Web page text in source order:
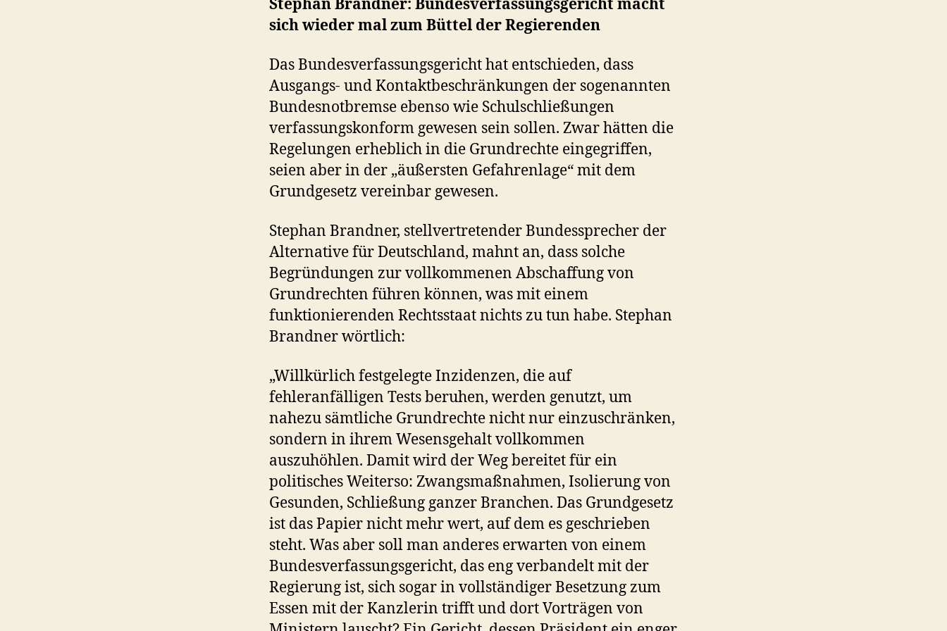
Stephan Brandner: Bundesverfassungsgericht macht
sich wieder mal zum Büttel der Regierenden
Das Bundesverfassungsgericht hat entschieden, dass
Ausgangs- und Kontaktbeschränkungen der sogenannten
Bundesnotbremse ebenso wie Schulschließungen
verfassungskonform gewesen sein sollen. Zwar hätten die
Regelungen erheblich in die Grundrechte eingegriffen,
seien aber in der „äußersten Gefahrenlage“ mit dem
Grundgesetz vereinbar gewesen.
Stephan Brandner, stellvertretender Bundessprecher der
Alternative für Deutschland, mahnt an, dass solche
Begründungen zur vollkommenen Abschaffung von
Grundrechten führen können, was mit einem
funktionierenden Rechtsstaat nichts zu tun habe. Stephan
Brandner wörtlich:
„Willkürlich festgelegte Inzidenzen, die auf
fehleranfälligen Tests beruhen, werden genutzt, um
nahezu sämtliche Grundrechte nicht nur einzuschränken,
sondern in ihrem Wesensgehalt vollkommen
auszuhöhlen. Damit wird der Weg bereitet für ein
politisches Weiterso: Zwangsmaßnahmen, Isolierung von
Gesunden, Schließung ganzer Branchen. Das Grundgesetz
ist das Papier nicht mehr wert, auf dem es geschrieben
steht. Was aber soll man anderes erwarten von einem
Bundesverfassungsgericht, das eng verbandelt mit der
Regierung ist, sich sogar in vollständiger Besetzung zum
Essen mit der Kanzlerin trifft und dort Vorträgen von